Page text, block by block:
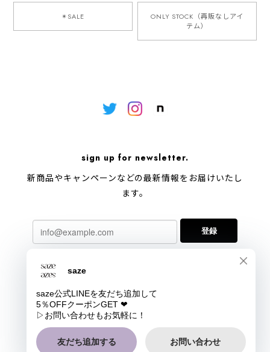
✴︎SALE
ONLY STOCK（再販なしアイ
テム）
sign up for newsletter.
新商品やキャンペーンなどの最新情報をお届けいたし
ます。
登録
特定商取引法に基づく表記
会員規約